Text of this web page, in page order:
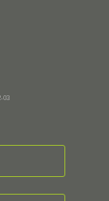
03